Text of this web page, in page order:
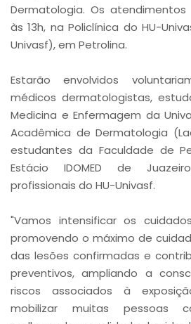
Dermatologia. Os
às 13h, na Policlínica do HU-
Univasf), em Petrolina.
Estarão envolvidos
médicos dermatologistas,
Medicina e Enfermagem da
Acadêmica de Dermatologia
estudantes da Faculdade de
Estácio IDOMED de
profissionais do HU-Univasf.
"Vamos intensificar os
promovendo o máximo de
das lesões confirmadas e
preventivos, ampliando a
riscos associados à
mobilizar muitas pessoas